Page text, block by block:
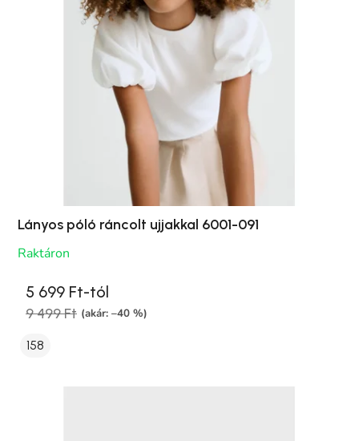
Lányos póló ráncolt ujjakkal 6001-091
Raktáron
5 699 Ft-tól
9 499 Ft (akár: –40 %)
158